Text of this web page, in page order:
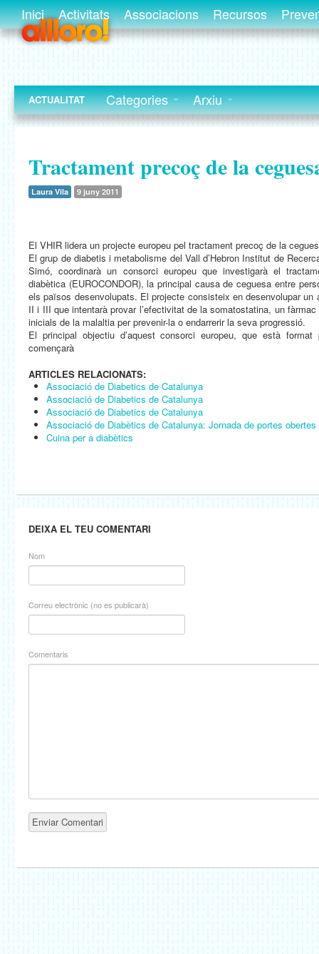
Inici Activitats Associacions Recursos
ACTUALITAT Categories Arxiu
Tractament precoç de la
Laura Vila 9 juny 2011
El VHIR lidera un projecte europeu pel tractament precoç de la
El grup de diabetis i metabolisme del Vall d’Hebron Institut de
Simó, coordinarà un consorci europeu que investigarà el
diabètica (EUROCONDOR), la principal causa de ceguesa entre
els països desenvolupats. El projecte consisteix en desenvolupar
II i III que intentarà provar l’efectivitat de la somatostatina, un
inicials de la malaltia per prevenir-la o endarrerir la seva progressió.
El principal objectiu d’aquest consorci europeu, que està
començarà
ARTICLES RELACIONATS:
Associació de Diabetics de Catalunya
Associació de Diabetics de Catalunya
Associació de Diabetics de Catalunya
Associació de Diabètics de Catalunya: Jornada de portes obertes
Cuina per a diabètics
DEIXA EL TEU COMENTARI
Nom
Correu electrònic (no es publicarà)
Comentaris